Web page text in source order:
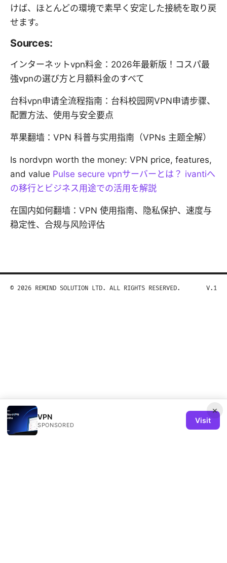
けば、ほとんどの環境で素早く安定した接続を取り戻
せます。
Sources:
インターネットvpn料金：2026年最新版！コスパ最
強vpnの選び方と月額料金のすべて
台科vpn申请全流程指南：台科校园网VPN申请步骤、
配置方法、使用与安全要点
苹果翻墙：VPN 科普与实用指南（VPNs 主题全解）
Is nordvpn worth the money: VPN price, features,
and value Pulse secure vpnサーバーとは？ ivantiへ
の移行とビジネス用途での活用を解説
在国内如何翻墙：VPN 使用指南、隐私保护、速度与
稳定性、合规与风险评估
×
VPN
SPONSORED
Visit
© 2026 REMIND SOLUTION LTD. ALL RIGHTS RESERVED. V.1